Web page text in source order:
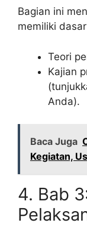
Bagian ini
memiliki
Teori
Kajian
Anda).
Baca Juga
Kegiatan,
4. Bab